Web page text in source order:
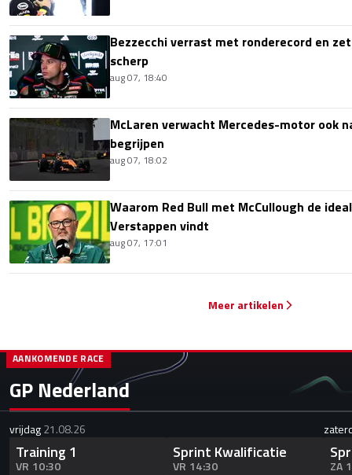
Bezzecchi verrast met ronderecord en
scherp
aug 07, 18:40
McLaren verwacht Mercedes-motor ook
begrijpen
aug 07, 18:02
Waarom Red Bull met McCullough de
Verstappen vindt
aug 07, 17:01
Meer artikelen
GP Nederland
AANKOMENDE RACE
vrijdag21.08.26
Training 1
VR 10:30
Sprint Kwalificatie
VR 14:30 ZA